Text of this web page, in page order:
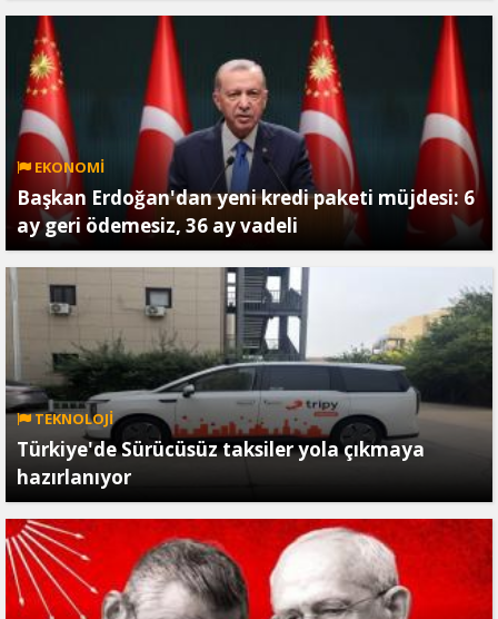
EKONOMİ
Başkan Erdoğan'dan yeni kredi paketi müjdesi: 6
ay geri ödemesiz, 36 ay vadeli
TEKNOLOJİ
Türkiye'de Sürücüsüz taksiler yola çıkmaya
hazırlanıyor